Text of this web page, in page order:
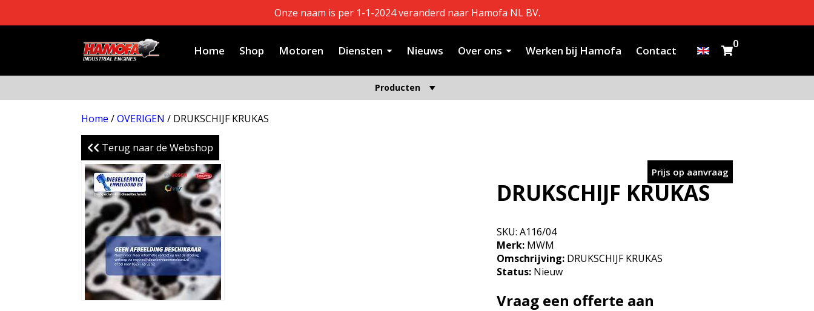
Onze naam is per 1-1-2024 veranderd naar Hamofa NL BV.
Home Shop Motoren Diensten Nieuws Over ons Werken bij Hamofa Contact
0
Producten
Home /OVERIGEN / DRUKSCHIJF KRUKAS
Terug naar de Webshop
DRUKSCHIJF KRUKAS
Prijs op aanvraag
SKU:A116/04
Merk: MWM
Omschrijving: DRUKSCHIJF KRUKAS
Status: Nieuw
Vraag een offerte aan